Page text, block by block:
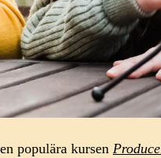
populära kursen